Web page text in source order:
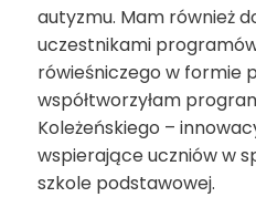
autyzmu. Mam również
uczestnikami
rówieśniczego w formie
współtworzyłam
Koleżeńskiego –
wspierające uczniów w
szkole podstawowej.